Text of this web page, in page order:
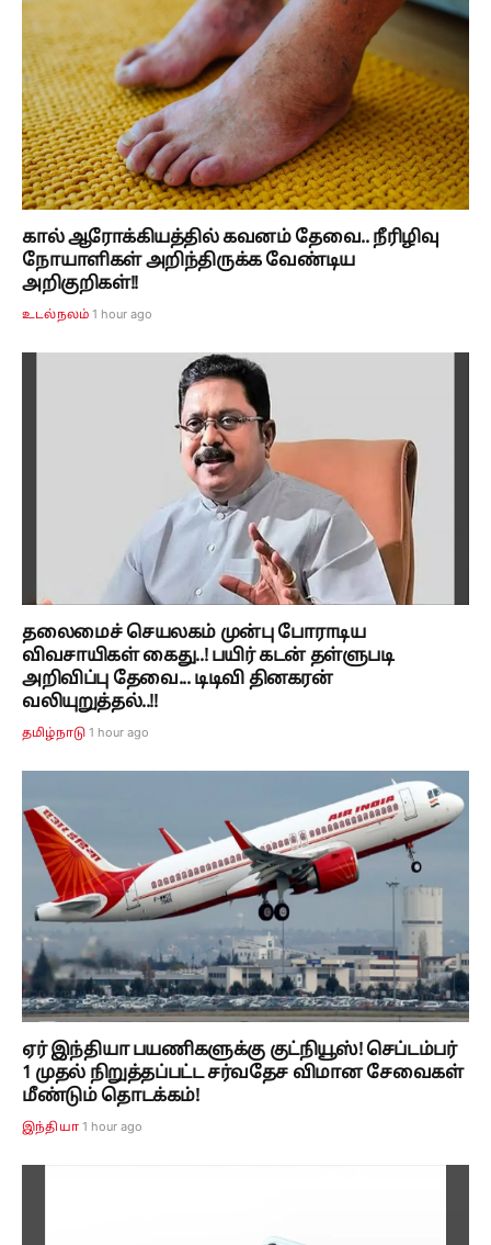
கால் ஆரோக்கியத்தில் கவனம் தேவை.. நீரிழிவு
நோயாளிகள் அறிந்திருக்க வேண்டிய
அறிகுறிகள்!!
உடல்நலம் 1 hour ago
தலைமைச் செயலகம் முன்பு போராடிய
விவசாயிகள் கைது..! பயிர் கடன் தள்ளுபடி
அறிவிப்பு தேவை... டிடிவி தினகரன்
வலியுறுத்தல்..!!
தமிழ்நாடு 1 hour ago
ஏர் இந்தியா பயணிகளுக்கு குட்நியூஸ்! செப்டம்பர்
1 முதல் நிறுத்தப்பட்ட சர்வதேச விமான சேவைகள்
மீண்டும் தொடக்கம்!
இந்தியா 1 hour ago